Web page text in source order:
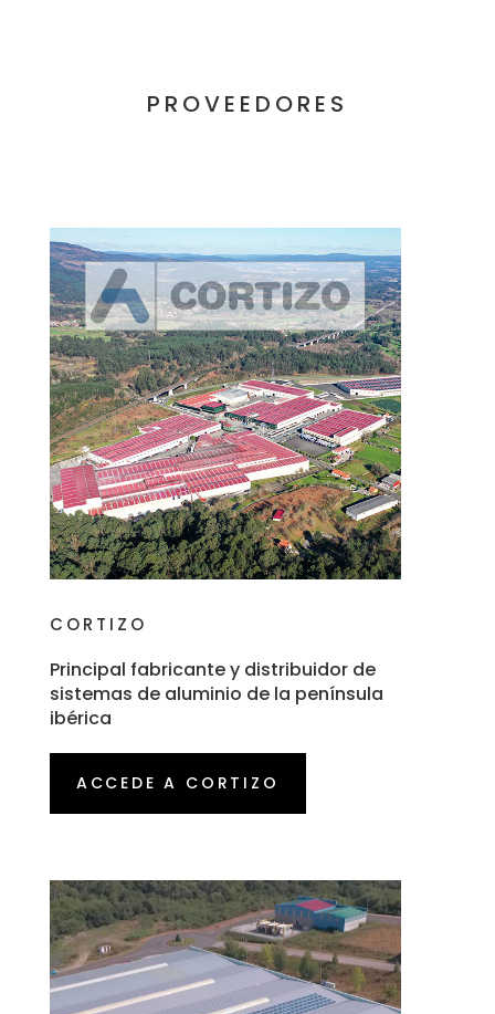
PROVEEDORES
CORTIZO
Principal fabricante y distribuidor de
sistemas de aluminio de la península
ibérica
ACCEDE A CORTIZO